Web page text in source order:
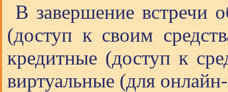
В завершение встречи
(доступ к своим
кредитные (доступ к
виртуальные (для